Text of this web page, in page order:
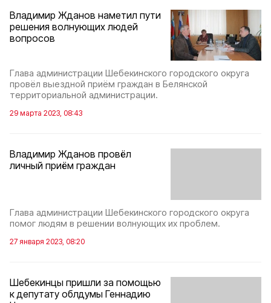
Владимир Жданов наметил пути
решения волнующих людей
вопросов
Глава администрации Шебекинского городского округа
провёл выездной приём граждан в Белянской
территориальной администрации.
29 марта 2023, 08:43
Владимир Жданов провёл
личный приём граждан
Глава администрации Шебекинского городского округа
помог людям в решении волнующих их проблем.
27 января 2023, 08:20
Шебекинцы пришли за помощью
к депутату облдумы Геннадию